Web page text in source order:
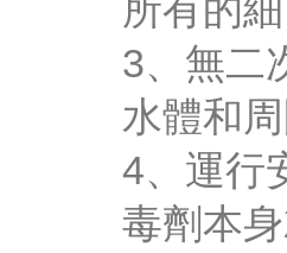
所有的細
3、
水體和周
4、
毒劑本身